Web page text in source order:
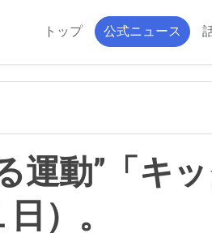
トップ 公式ニュース
運動”「キ
）。